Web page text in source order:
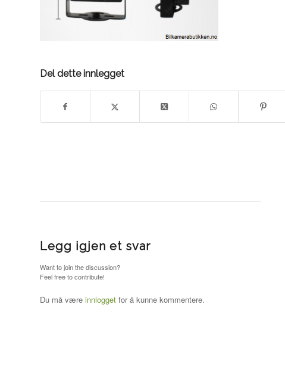
Del dette innlegget
Legg igjen et svar
Want to join the discussion?
Feel free to contribute!
Du må være innlogget for å kunne kommentere.